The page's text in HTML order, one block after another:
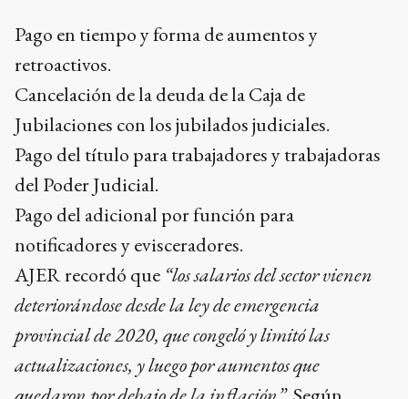
Pago en tiempo y forma de aumentos y
retroactivos.
Cancelación de la deuda de la Caja de
Jubilaciones con los jubilados judiciales.
Pago del título para trabajadores y trabajadoras
del Poder Judicial.
Pago del adicional por función para
notificadores y evisceradores.
AJER recordó que “los salarios del sector vienen
deteriorándose desde la ley de emergencia
provincial de 2020, que congeló y limitó las
actualizaciones, y luego por aumentos que